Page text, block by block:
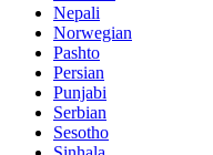
Nepali
Norwegian
Pashto
Persian
Punjabi
Serbian
Sesotho